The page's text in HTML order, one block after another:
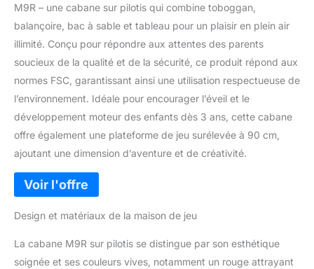
M9R – une cabane sur pilotis qui combine toboggan,
balançoire, bac à sable et tableau pour un plaisir en plein air
illimité. Conçu pour répondre aux attentes des parents
soucieux de la qualité et de la sécurité, ce produit répond aux
normes FSC, garantissant ainsi une utilisation respectueuse de
l’environnement. Idéale pour encourager l’éveil et le
développement moteur des enfants dès 3 ans, cette cabane
offre également une plateforme de jeu surélevée à 90 cm,
ajoutant une dimension d’aventure et de créativité.
Design et matériaux de la maison de jeu
La cabane M9R sur pilotis se distingue par son esthétique
soignée et ses couleurs vives, notamment un rouge attrayant